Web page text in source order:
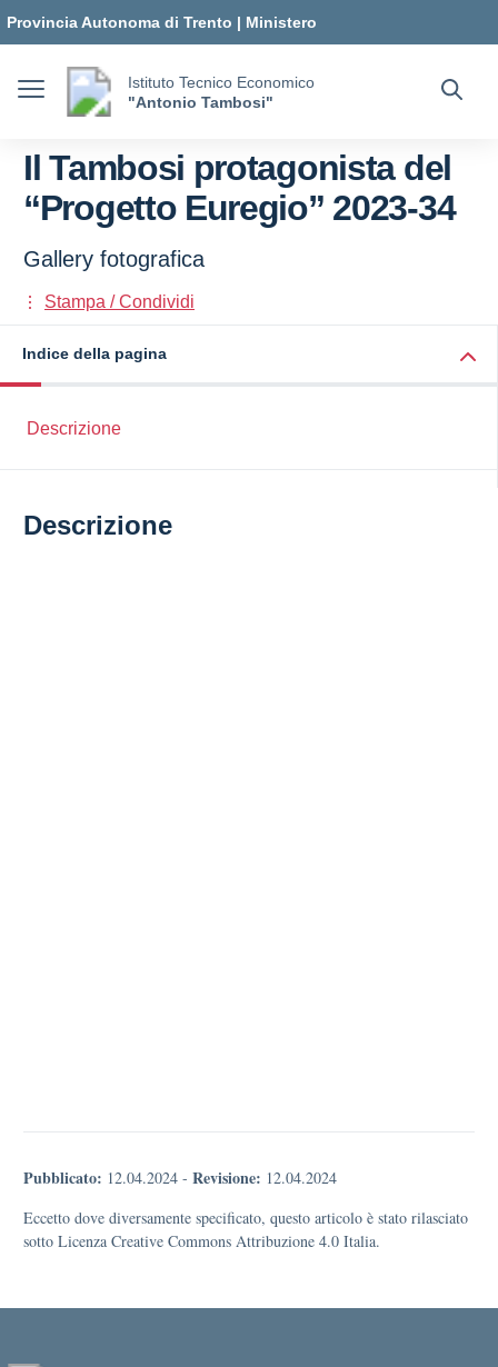
Provincia Autonoma di Trento | Ministero
dell'Istruzione e del Merito
Istituto Tecnico Economico
"Antonio Tambosi"
Il Tambosi protagonista del
“Progetto Euregio” 2023-34
Gallery fotografica
Stampa / Condividi
Indice della pagina
Descrizione
Descrizione
Pubblicato: 12.04.2024 - Revisione: 12.04.2024
Eccetto dove diversamente specificato, questo articolo è stato rilasciato
sotto Licenza Creative Commons Attribuzione 4.0 Italia.